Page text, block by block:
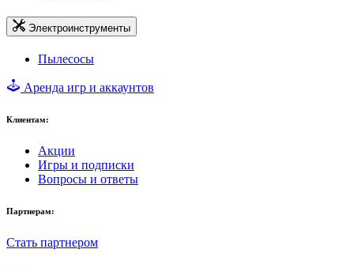
Электроинструменты
Пылесосы
Аренда игр и аккаунтов
Клиентам:
Акции
Игры и подписки
Вопросы и ответы
Партнерам:
Стать партнером